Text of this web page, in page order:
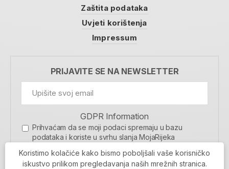
Zaštita podataka
Uvjeti korištenja
Impressum
PRIJAVITE SE NA NEWSLETTER
GDPR Information
Prihvaćam da se moji podaci spremaju u bazu
podataka i koriste u svrhu slanja MojaRijeka
MOJARIJEKA NEWSLETTER
Koristimo kolačiće kako bismo poboljšali vaše korisničko
iskustvo prilikom pregledavanja naših mrežnih stranica.